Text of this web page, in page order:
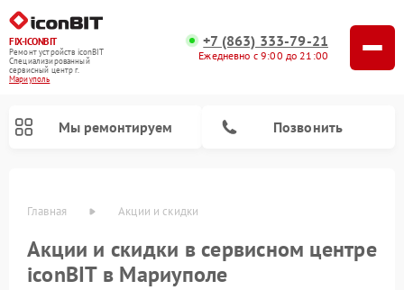
FIX-ICONBIT
Ремонт устройств iconBIT
Специализированный
cервисный центр г.
Мариуполь
+7 (863) 333-79-21
Ежедневно с 9:00 до 21:00
Мы ремонтируем Позвонить
Главная Акции и скидки
Акции и скидки в сервисном центре
iconBIT в Мариуполе